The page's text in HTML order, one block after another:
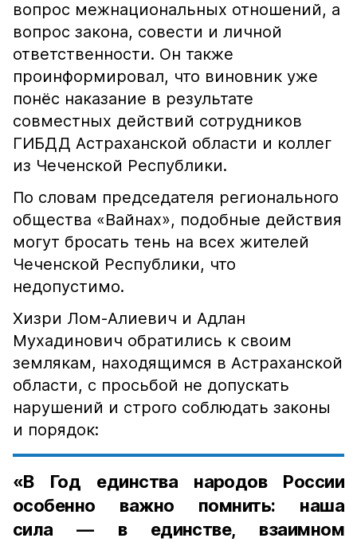
вопрос межнациональных отношений, а
вопрос закона, совести и личной
ответственности. Он также
проинформировал, что виновник уже
понёс наказание в результате
совместных действий сотрудников
ГИБДД Астраханской области и коллег
из Чеченской Республики.
По словам председателя регионального
общества «Вайнах», подобные действия
могут бросать тень на всех жителей
Чеченской Республики, что
недопустимо.
Хизри Лом-Алиевич и Адлан
Мухадинович обратились к своим
землякам, находящимся в Астраханской
области, с просьбой не допускать
нарушений и строго соблюдать законы
и порядок:
«В Год единства народов России
особенно важно помнить: наша
сила — в единстве, взаимном